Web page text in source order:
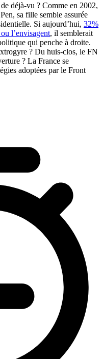
déjà-vu ? Comme en 2002,
sa fille semble assurée
Si aujourd’hui, 32%
l’envisagent, il semblerait
qui penche à droite.
? Du huis-clos, le FN
? La France se
adoptées par le Front